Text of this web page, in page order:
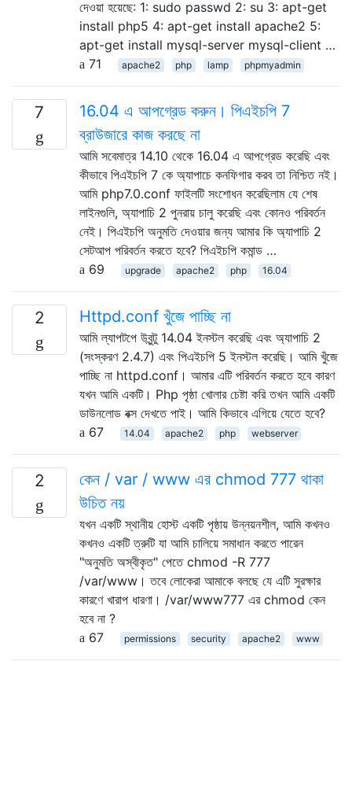
দেওয়া হয়েছে: 1: sudo passwd 2: su 3: apt-get
install php5 4: apt-get install apache2 5:
apt-get install mysql-server mysql-client …
71
apache2 php lamp phpmyadmin
7
16.04 এ আপগ্রেড করুন। পিএইচপি 7
ব্রাউজারে কাজ করছে না
আমি সবেমাত্র 14.10 থেকে 16.04 এ আপগ্রেড করেছি এবং
কীভাবে পিএইচপি 7 কে অ্যাপাচে কনফিগার করব তা নিশ্চিত নই।
আমি php7.0.conf ফাইলটি সংশোধন করেছিলাম যে শেষ
লাইনগুলি, অ্যাপাচি 2 পুনরায় চালু করেছি এবং কোনও পরিবর্তন
নেই। পিএইচপি অনুমতি দেওয়ার জন্য আমার কি অ্যাপাচি 2
সেটআপ পরিবর্তন করতে হবে? পিএইচপি কমান্ড …
69
upgrade apache2 php 16.04
2 Httpd.conf খুঁজে পাচ্ছি না
আমি ল্যাপটপে উবুন্টু 14.04 ইনস্টল করেছি এবং অ্যাপাচি 2
(সংস্করণ 2.4.7) এবং পিএইচপি 5 ইনস্টল করেছি। আমি খুঁজে
পাচ্ছি না httpd.conf। আমার এটি পরিবর্তন করতে হবে কারণ
যখন আমি একটি। Php পৃষ্ঠা খোলার চেষ্টা করি তখন আমি একটি
ডাউনলোড বক্স দেখতে পাই। আমি কিভাবে এগিয়ে যেতে হবে?
67
14.04 apache2 php webserver
2
কেন / var / www এর chmod 777 থাকা
উচিত নয়
যখন একটি স্থানীয় হোস্ট একটি পৃষ্ঠায় উন্নয়নশীল, আমি কখনও
কখনও একটি ত্রুটি যা আমি চালিয়ে সমাধান করতে পারেন
"অনুমতি অস্বীকৃত" পেতে chmod -R 777
/var/www। তবে লোকেরা আমাকে বলছে যে এটি সুরক্ষার
কারণে খারাপ ধারণা। /var/www777 এর chmod কেন
হবে না ?
67
permissions security apache2 www